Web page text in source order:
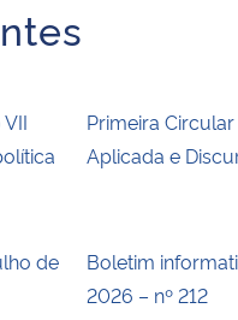
Primeira
Aplicada e
de
Boletim
2026 – nº 212